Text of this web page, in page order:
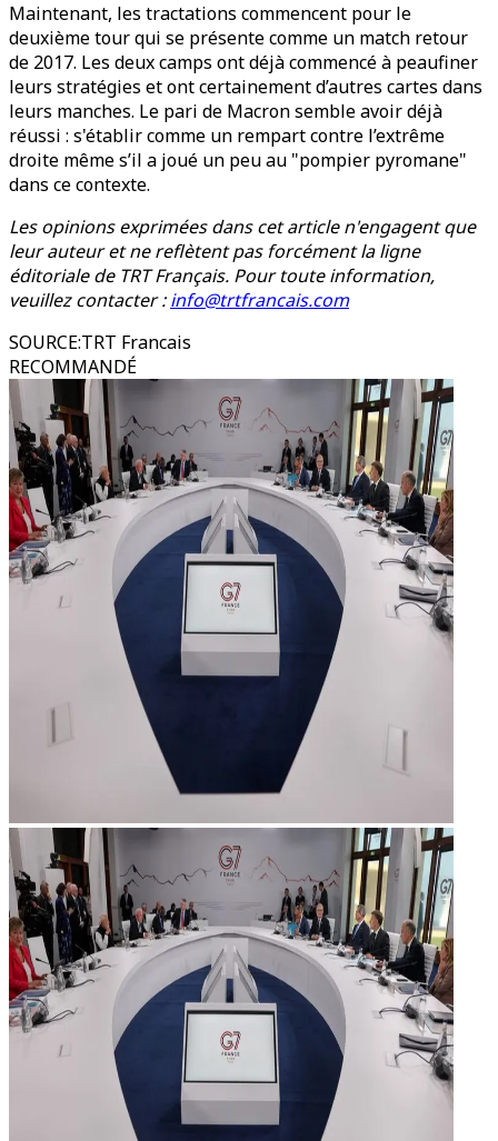
Maintenant, les tractations commencent pour le
deuxième tour qui se présente comme un match retour
de 2017. Les deux camps ont déjà commencé à peaufiner
leurs stratégies et ont certainement d’autres cartes dans
leurs manches. Le pari de Macron semble avoir déjà
réussi : s'établir comme un rempart contre l’extrême
droite même s’il a joué un peu au "pompier pyromane"
dans ce contexte.
Les opinions exprimées dans cet article n'engagent que
leur auteur et ne reflètent pas forcément la ligne
éditoriale de TRT Français. Pour toute information,
veuillez contacter :info@trtfrancais.com
SOURCE:TRT Francais
RECOMMANDÉ